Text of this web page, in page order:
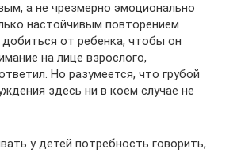
а не чрезмерно эмоционально
настойчивым повторением
от ребенка, чтобы он
на лице взрослого,
Но разумеется, что грубой
здесь ни в коем случае не
у детей потребность говорить,